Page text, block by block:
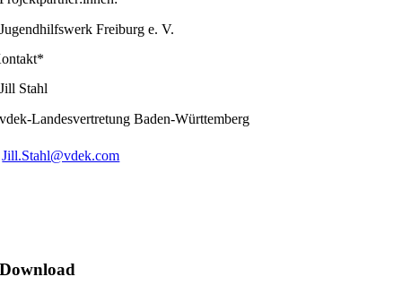
Jugendhilfswerk Freiburg e. V.
Jill Stahl
vdek-Landesvertretung Baden-Württemberg
Jill.Stahl@vdek.com
Download